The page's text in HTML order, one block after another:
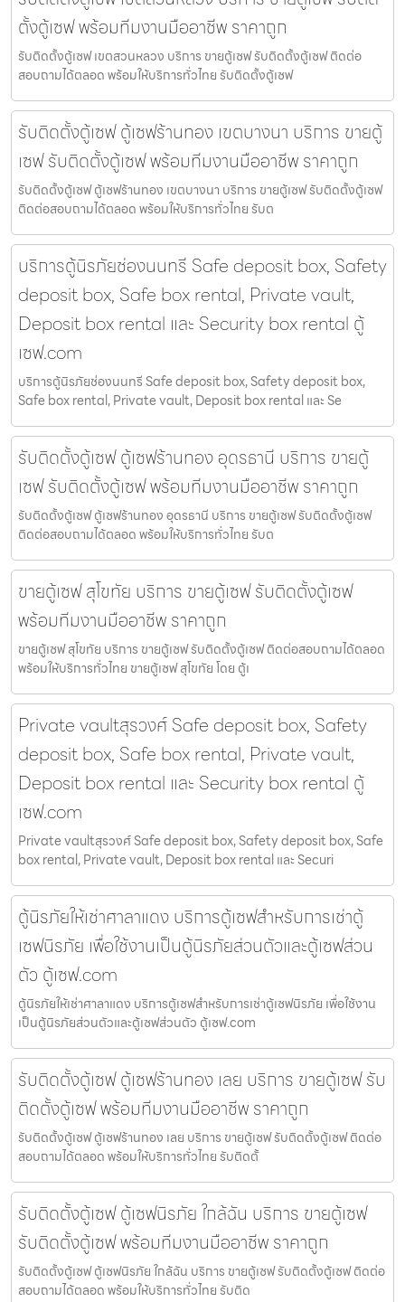
ตั้งตู้เซฟ พร้อมทีมงานมืออาชีพ ราคาถูก
รับติดตั้งตู้เซฟ เขตสวนหลวง บริการ ขายตู้เซฟ รับติดตั้งตู้เซฟ ติดต่อ
สอบถามได้ตลอด พร้อมให้บริการทั่วไทย รับติดตั้งตู้เซฟ
รับติดตั้งตู้เซฟ ตู้เซฟร้านทอง เขตบางนา บริการ ขายตู้
เซฟ รับติดตั้งตู้เซฟ พร้อมทีมงานมืออาชีพ ราคาถูก
รับติดตั้งตู้เซฟ ตู้เซฟร้านทอง เขตบางนา บริการ ขายตู้เซฟ รับติดตั้งตู้เซฟ
ติดต่อสอบถามได้ตลอด พร้อมให้บริการทั่วไทย รับต
บริการตู้นิรภัยช่องนนทรี Safe deposit box, Safety
deposit box, Safe box rental, Private vault,
Deposit box rental และ Security box rental ตู้
เซฟ.com
บริการตู้นิรภัยช่องนนทรี Safe deposit box, Safety deposit box,
Safe box rental, Private vault, Deposit box rental และ Se
รับติดตั้งตู้เซฟ ตู้เซฟร้านทอง อุดรธานี บริการ ขายตู้
เซฟ รับติดตั้งตู้เซฟ พร้อมทีมงานมืออาชีพ ราคาถูก
รับติดตั้งตู้เซฟ ตู้เซฟร้านทอง อุดรธานี บริการ ขายตู้เซฟ รับติดตั้งตู้เซฟ
ติดต่อสอบถามได้ตลอด พร้อมให้บริการทั่วไทย รับต
ขายตู้เซฟ สุโขทัย บริการ ขายตู้เซฟ รับติดตั้งตู้เซฟ
พร้อมทีมงานมืออาชีพ ราคาถูก
ขายตู้เซฟ สุโขทัย บริการ ขายตู้เซฟ รับติดตั้งตู้เซฟ ติดต่อสอบถามได้ตลอด
พร้อมให้บริการทั่วไทย ขายตู้เซฟ สุโขทัย โดย ตู้เ
Private vaultสุรวงศ์ Safe deposit box, Safety
deposit box, Safe box rental, Private vault,
Deposit box rental และ Security box rental ตู้
เซฟ.com
Private vaultสุรวงศ์ Safe deposit box, Safety deposit box, Safe
box rental, Private vault, Deposit box rental และ Securi
ตู้นิรภัยให้เช่าศาลาแดง บริการตู้เซฟสำหรับการเช่าตู้
เซฟนิรภัย เพื่อใช้งานเป็นตู้นิรภัยส่วนตัวและตู้เซฟส่วน
ตัว ตู้เซฟ.com
ตู้นิรภัยให้เช่าศาลาแดง บริการตู้เซฟสำหรับการเช่าตู้เซฟนิรภัย เพื่อใช้งาน
เป็นตู้นิรภัยส่วนตัวและตู้เซฟส่วนตัว ตู้เซฟ.com
รับติดตั้งตู้เซฟ ตู้เซฟร้านทอง เลย บริการ ขายตู้เซฟ รับ
ติดตั้งตู้เซฟ พร้อมทีมงานมืออาชีพ ราคาถูก
รับติดตั้งตู้เซฟ ตู้เซฟร้านทอง เลย บริการ ขายตู้เซฟ รับติดตั้งตู้เซฟ ติดต่อ
สอบถามได้ตลอด พร้อมให้บริการทั่วไทย รับติดตั้
รับติดตั้งตู้เซฟ ตู้เซฟนิรภัย ใกล้ฉัน บริการ ขายตู้เซฟ
รับติดตั้งตู้เซฟ พร้อมทีมงานมืออาชีพ ราคาถูก
รับติดตั้งตู้เซฟ ตู้เซฟนิรภัย ใกล้ฉัน บริการ ขายตู้เซฟ รับติดตั้งตู้เซฟ ติดต่อ
สอบถามได้ตลอด พร้อมให้บริการทั่วไทย รับติด